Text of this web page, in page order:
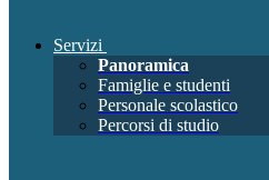
Servizi
Panoramica
Famiglie e studenti
Personale scolastico
Percorsi di studio